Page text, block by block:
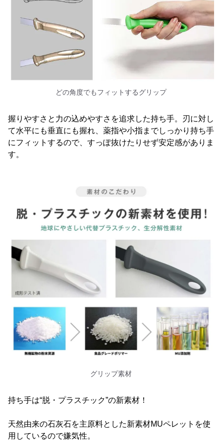
どの角度でもフィットするグリップ
握りやすさと力の込めやすさを追求した持ち手。刃に対し
て水平にも垂直にも握れ、薬指や小指までしっかり持ち手
にフィットするので、すっぽ抜けたりせず安定感がありま
す。
グリップ素材
持ち手は“脱・プラスチック”の新素材！
天然由来の石灰石を主原料とした新素材MUペレットを使
用しているので嫌気性。